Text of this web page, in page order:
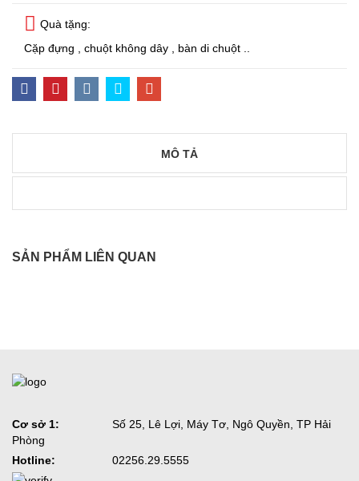
Quà tặng:
Cặp đựng , chuột không dây , bàn di chuột ..
MÔ TẢ
SẢN PHẨM LIÊN QUAN
Cơ sở 1:
Số 25, Lê Lợi, Máy Tơ, Ngô Quyền, TP Hải
Phòng
Hotline:
02256.29.5555